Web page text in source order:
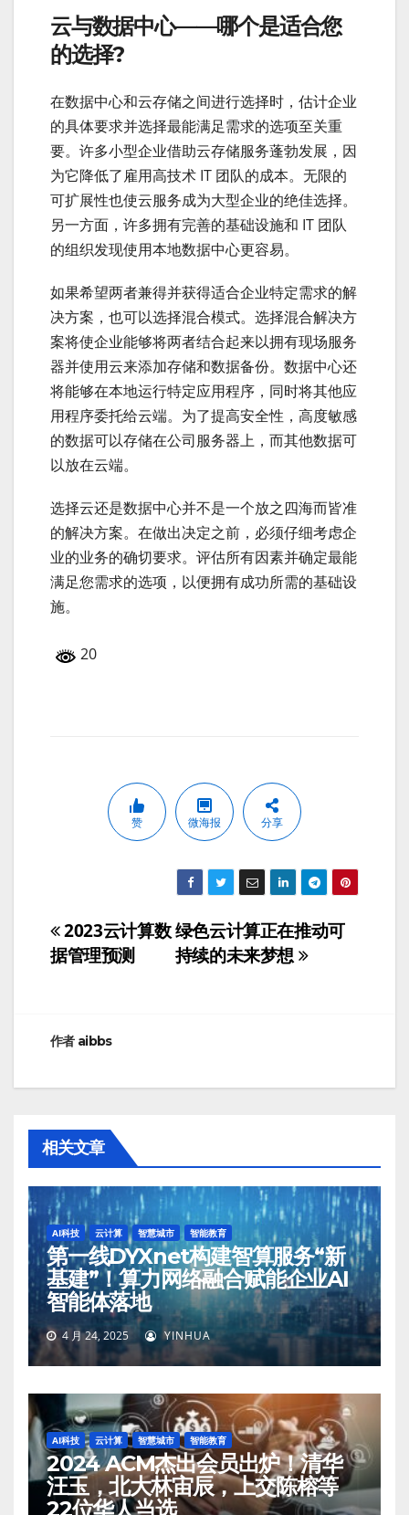
云与数据中心——哪个是适合您
的选择?
在数据中心和云存储之间进行选择时，估计企业
的具体要求并选择最能满足需求的选项至关重
要。许多小型企业借助云存储服务蓬勃发展，因
为它降低了雇用高技术 IT 团队的成本。无限的
可扩展性也使云服务成为大型企业的绝佳选择。
另一方面，许多拥有完善的基础设施和 IT 团队
的组织发现使用本地数据中心更容易。
如果希望两者兼得并获得适合企业特定需求的解
决方案，也可以选择混合模式。选择混合解决方
案将使企业能够将两者结合起来以拥有现场服务
器并使用云来添加存储和数据备份。数据中心还
将能够在本地运行特定应用程序，同时将其他应
用程序委托给云端。为了提高安全性，高度敏感
的数据可以存储在公司服务器上，而其他数据可
以放在云端。
选择云还是数据中心并不是一个放之四海而皆准
的解决方案。在做出决定之前，必须仔细考虑企
业的业务的确切要求。评估所有因素并确定最能
满足您需求的选项，以便拥有成功所需的基础设
施。
20
赞 微海报 分享
文
章
航
绿色云计算正在推动可
持续的未来梦想
2023云计算数
据管理预测
作者 aibbs
相关文章
AI科技 云计算 智慧城市 智能教育
第一线DYXnet构建智算服务“新
基建”！算力网络融合赋能企业AI
智能体落地
4 月 24, 2025 YINHUA
AI科技 云计算 智慧城市 智能教育
2024 ACM杰出会员出炉！清华
汪玉，北大林宙辰，上交陈榕等
22位华人当选